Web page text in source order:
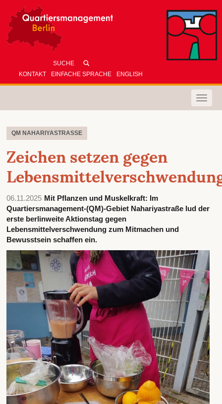
KONTAKT EINFACHE SPRACHE ENGLISH
Toggle
QM NAHARIYASTRASSE
Zeichen setzen gegen
06.11.2025 Mit Pflanzen und Muskelkraft: Im
Quartiersmanagement-(QM)-Gebiet Nahariyastraße lud der
erste berlinweite Aktionstag gegen
Lebensmittelverschwendung zum Mitmachen und
Bewusstsein schaffen ein.